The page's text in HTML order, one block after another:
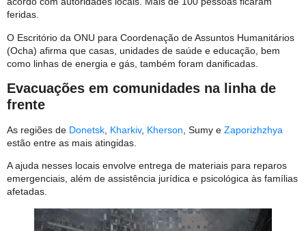
feridas.
O Escritório da ONU para Coordenação de Assuntos Humanitários
(Ocha) afirma que casas, unidades de saúde e educação, bem
como linhas de energia e gás, também foram danificadas.
Evacuações em comunidades na linha de
frente
As regiões de Donetsk Kharkiv, Kherson , Sumy e Zaporizhzhya
estão entre as mais atingidas.
A ajuda nesses locais envolve entrega de materiais para reparos
emergenciais, além de assistência jurídica e psicológica às famílias
afetadas.